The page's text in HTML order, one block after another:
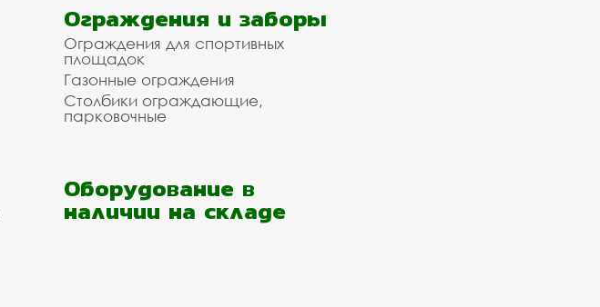
Ограждения и заборы
Ограждения для спортивных
площадок
Газонные ограждения
Столбики ограждающие,
парковочные
Оборудование в
наличии на складе